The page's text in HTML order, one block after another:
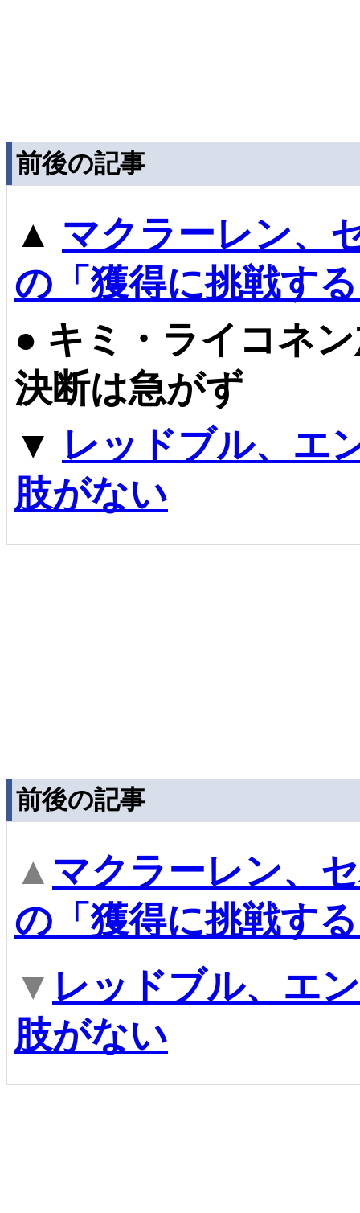
前後の記事
▲ マクラーレン、
の「獲得に挑戦す
● キミ・ライコネ
決断は急がず
▼ レッドブル、エ
肢がない
前後の記事
▲ マクラーレン、
の「獲得に挑戦す
▼ レッドブル、エ
肢がない